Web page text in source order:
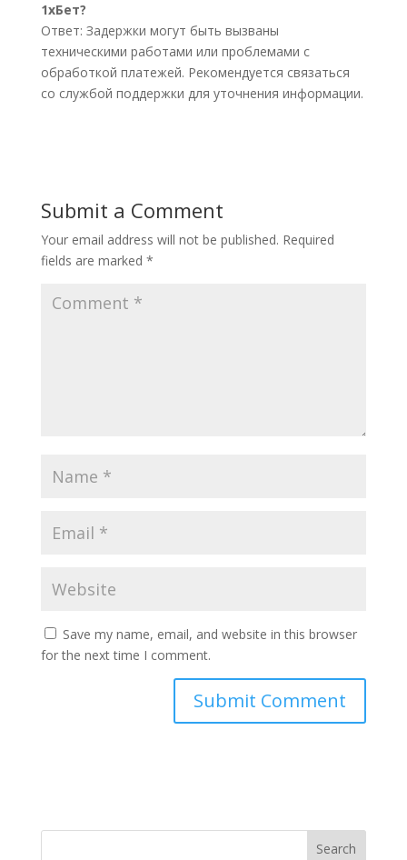
1хБет?
Ответ: Задержки могут быть вызваны
техническими работами или проблемами с
обработкой платежей. Рекомендуется связаться
со службой поддержки для уточнения информации.
Submit a Comment
Your email address will not be published. Required
fields are marked *
Save my name, email, and website in this browser
for the next time I comment.
Search